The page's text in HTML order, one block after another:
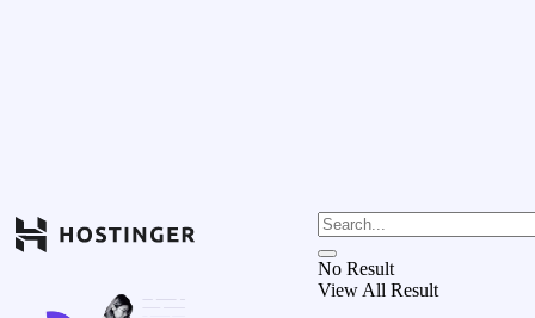
No Result
View All Result